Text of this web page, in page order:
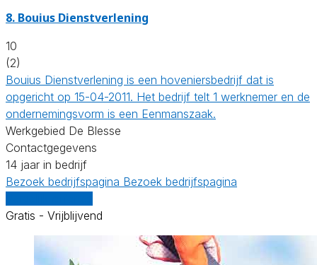
8. Bouius Dienstverlening
10
(2)
Bouius Dienstverlening is een hoveniersbedrijf dat is
opgericht op 15-04-2011. Het bedrijf telt 1 werknemer en de
ondernemingsvorm is een Eenmanszaak.
Werkgebied De Blesse
Contactgegevens
14 jaar in bedrijf
Bezoek bedrijfspagina Bezoek bedrijfspagina
Gratis - Vrijblijvend